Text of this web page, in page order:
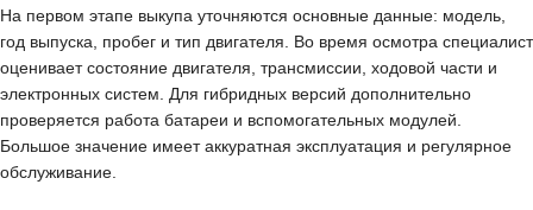
На первом этапе выкупа уточняются основные данные: модель,
год выпуска, пробег и тип двигателя. Во время осмотра специалист
оценивает состояние двигателя, трансмиссии, ходовой части и
электронных систем. Для гибридных версий дополнительно
проверяется работа батареи и вспомогательных модулей.
Большое значение имеет аккуратная эксплуатация и регулярное
обслуживание.